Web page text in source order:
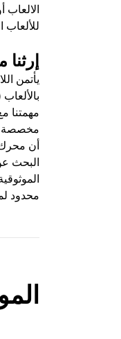
للألعاب
مخصصة
البحث
محدود لمدة 3